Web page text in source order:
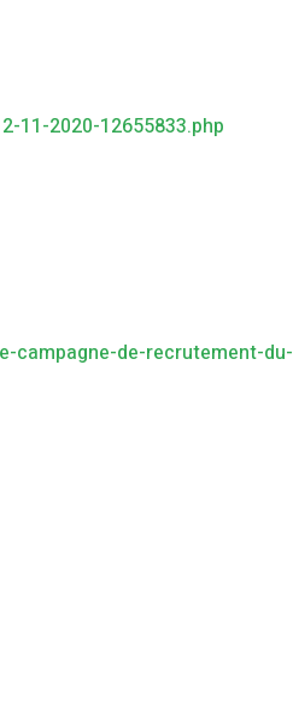
11-2020-12655833.php
campagne-de-recrutement-du-